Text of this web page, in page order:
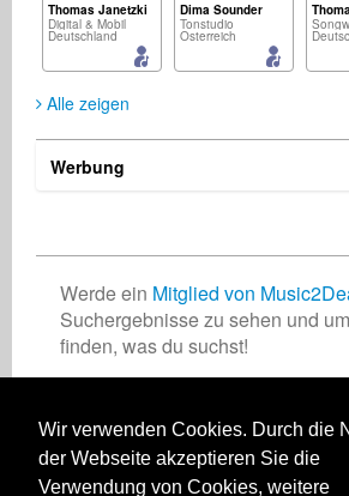
Wir verwenden Cookies. Durch die
der Webseite akzeptieren Sie die
Verwendung von Cookies, weitere
Thomas Janetzki
Digital & Mobil
Deutschland
Dima Sounder
Tonstudio
Österreich
Shariff James
Künstler
Künstler
Alle zeigen
Werbung
Werde ein Mitglied von
Suchergebnisse zu sehen und
finden, was du suchst!
Registriere Dich jetzt